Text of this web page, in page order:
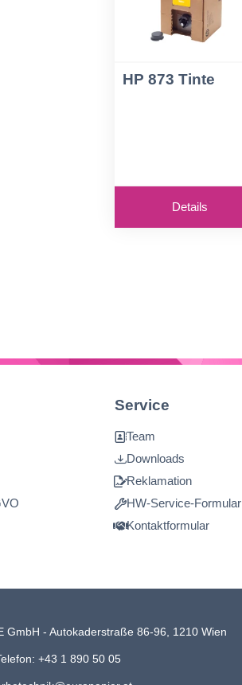
HP 873 Tinte
Details
Service
Team
Downloads
Reklamation
HW-Service-Formular
Kontaktformular
GmbH - Autokaderstraße 86-96, 1210 Wien
+43 1 890 50 05